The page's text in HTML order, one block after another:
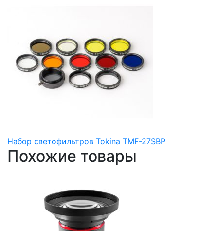
Набор светофильтров Tokina TMF-27SBP
Похожие товары